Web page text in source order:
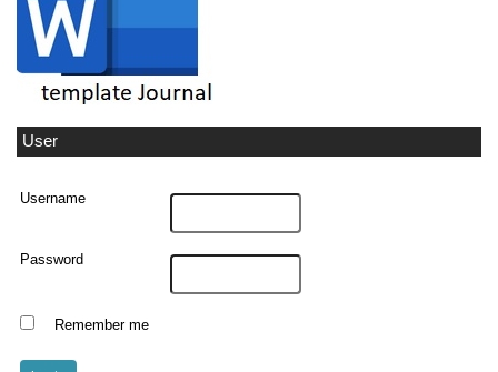
User
Username
Password
Remember me